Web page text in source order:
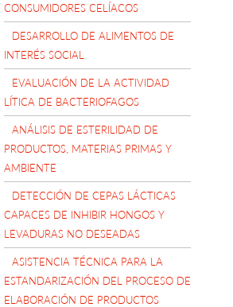
CONSUMIDORES CELÍACOS
DESARROLLO DE ALIMENTOS DE
INTERÉS SOCIAL
EVALUACIÓN DE LA ACTIVIDAD
LÍTICA DE BACTERIOFAGOS
ANÁLISIS DE ESTERILIDAD DE
PRODUCTOS, MATERIAS PRIMAS Y
AMBIENTE
DETECCIÓN DE CEPAS LÁCTICAS
CAPACES DE INHIBIR HONGOS Y
LEVADURAS NO DESEADAS
ASISTENCIA TÉCNICA PARA LA
ESTANDARIZACIÓN DEL PROCESO DE
ELABORACIÓN DE PRODUCTOS